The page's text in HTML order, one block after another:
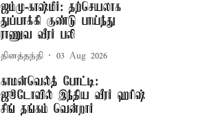
ஜம்மு-காஷ்மீர்: தற்செயலாக
துப்பாக்கி குண்டு பாய்ந்து
ராணுவ வீரர் பலி
தினத்தந்தி 03 Aug 2026
காமன்வெல்த் போட்டி:
ஜூடோவில் இந்திய வீரர் ஹரிஷ்
சிங் தங்கம் வென்றார்